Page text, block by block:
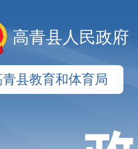
高青县人民政府
青县教育和体育局